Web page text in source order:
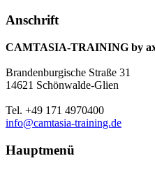
Anschrift
CAMTASIA-TRAINING by
Brandenburgische Straße 31
14621 Schönwalde-Glien
Tel. +49 171 4970400
info@camtasia-training.de
Hauptmenü